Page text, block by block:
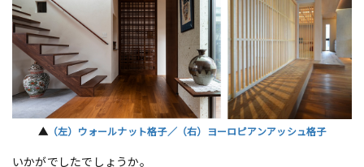
▲（左）ウォールナット格子／（右）ヨーロピアンアッシュ格子
いかがでしたでしょうか。